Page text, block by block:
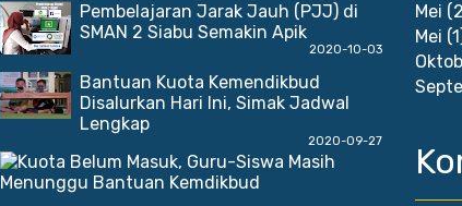
Pembelajaran Jarak Jauh (PJJ) di
SMAN 2 Siabu Semakin Apik
2020-10-03
Bantuan Kuota Kemendikbud
Disalurkan Hari Ini, Simak Jadwal
Lengkap
2020-09-27
Mei
Mei